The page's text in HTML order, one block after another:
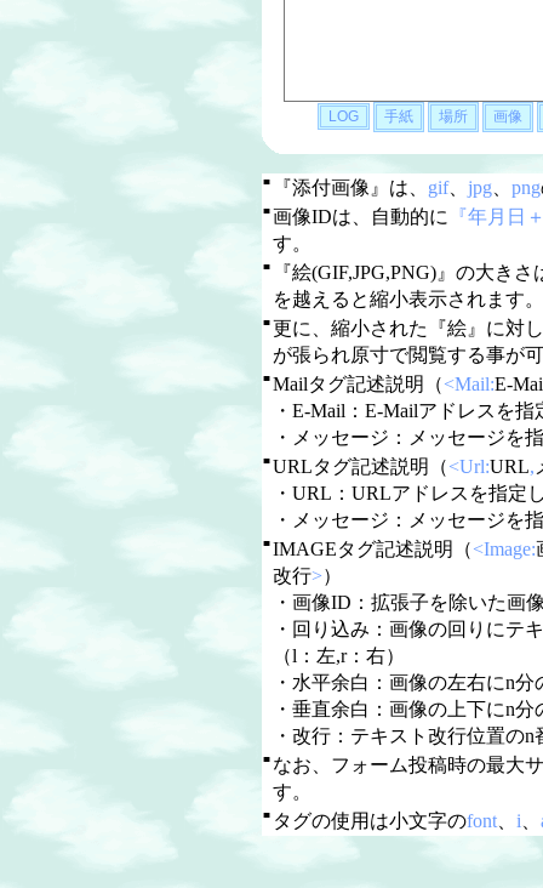
■ 『添付画像』は、 gif、 jpg、 png
■画像IDは、自動的に 『年月日
す。
■
『絵(GIF,JPG,PNG)』の大きさ
を越えると縮小表示されます。
■更に、縮小された『絵』に対
が張られ原寸で閲覧する事が
■Mailタグ記述説明（<Mail:E-
・E-Mail：E-Mailアドレスを
・メッセージ：メッセージを
■URLタグ記述説明（<Url:URL,
・URL：URLアドレスを指定
・メッセージ：メッセージを
■IMAGEタグ記述説明（<Image:
改行>）
・画像ID：拡張子を除いた画
・回り込み：画像の回りにテ
（l：左,r：右）
・水平余白：画像の左右にn
・垂直余白：画像の上下にn
・改行：テキスト改行位置の
■ なお、フォーム投稿時の最大
す。
■ タグの使用は小文字のfont、 i、